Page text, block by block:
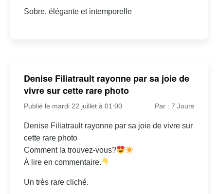
Sobre, élégante et intemporelle
Denise Filiatrault rayonne par sa joie de
vivre sur cette rare photo
Publié le mardi 22 juillet à 01:00 Par : 7 Jours
Denise Filiatrault rayonne par sa joie de vivre sur
cette rare photo
Comment la trouvez-vous?
À lire en commentaire.
Un très rare cliché.